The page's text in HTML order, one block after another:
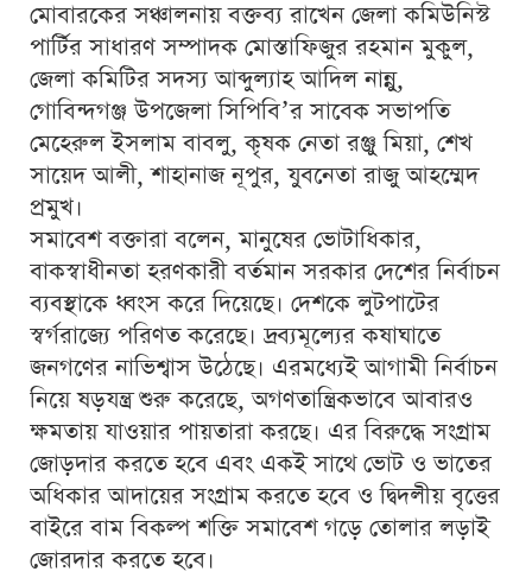
মোবারকের সঞ্চালনায় বক্তব্য রাখেন জেলা কমিউনিস্ট
পার্টির সাধারণ সম্পাদক মোস্তাফিজুর রহমান মুকুল,
জেলা কমিটির সদস্য আব্দুল্যাহ আদিল নান্নু,
গোবিন্দগঞ্জ উপজেলা সিপিবি’র সাবেক সভাপতি
মেহেরুল ইসলাম বাবলু, কৃষক নেতা রঞ্জু মিয়া, শেখ
সায়েদ আলী, শাহানাজ নূপুর, যুবনেতা রাজু আহম্মেদ
প্রমুখ।
সমাবেশ বক্তারা বলেন, মানুষের ভোটাধিকার,
বাকস্বাধীনতা হরণকারী বর্তমান সরকার দেশের নির্বাচন
ব্যবস্থাকে ধ্বংস করে দিয়েছে। দেশকে লুটপাটের
স্বর্গরাজ্যে পরিণত করেছে। দ্রব্যমূল্যের কষাঘাতে
জনগণের নাভিশ্বাস উঠেছে। এরমধ্যেই আগামী নির্বাচন
নিয়ে ষড়যন্ত্র শুরু করেছে, অগণতান্ত্রিকভাবে আবারও
ক্ষমতায় যাওয়ার পায়তারা করছে। এর বিরুদ্ধে সংগ্রাম
জোড়দার করতে হবে এবং একই সাথে ভোট ও ভাতের
অধিকার আদায়ের সংগ্রাম করতে হবে ও দ্বিদলীয় বৃত্তের
বাইরে বাম বিকল্প শক্তি সমাবেশ গড়ে তোলার লড়াই
জোরদার করতে হবে।